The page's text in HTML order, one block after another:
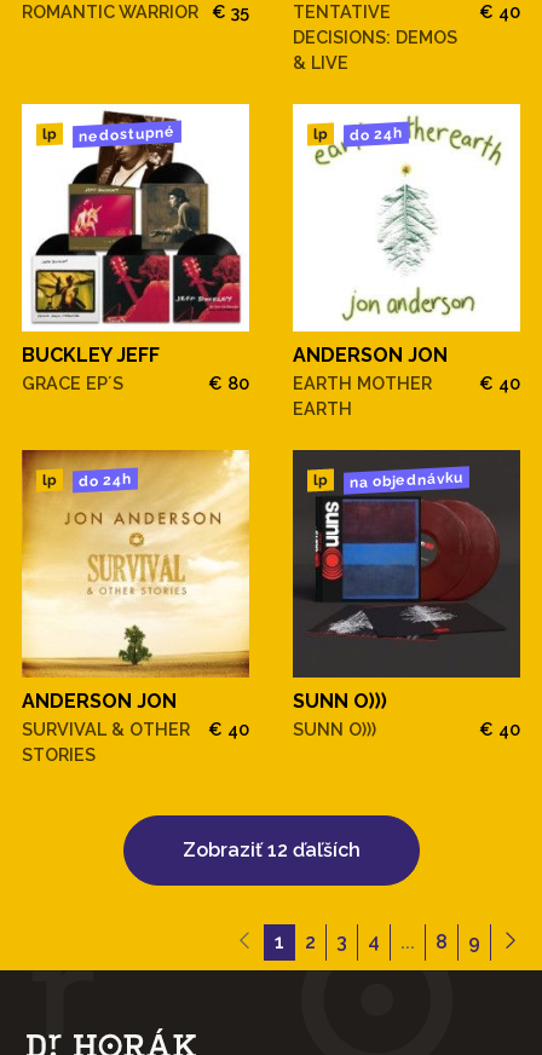
ROMANTIC WARRIOR € 35
TENTATIVE
DECISIONS: DEMOS
& LIVE
€ 40
lp nedostupné
BUCKLEY JEFF
GRACE EP´S € 80
lp do 24h
ANDERSON JON
EARTH MOTHER
EARTH
€ 40
lp do 24h
ANDERSON JON
SURVIVAL & OTHER
STORIES
€ 40
lp na objednávku
SUNN O)))
SUNN O))) € 40
Zobraziť 12 ďaľších
1 2 3 4 ... 8 9